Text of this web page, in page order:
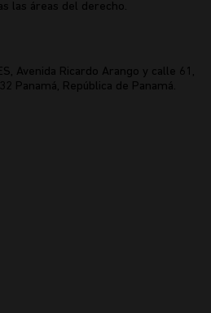
las áreas del derecho.
Avenida Ricardo Arango y calle 61,
Panamá, República de Panamá.